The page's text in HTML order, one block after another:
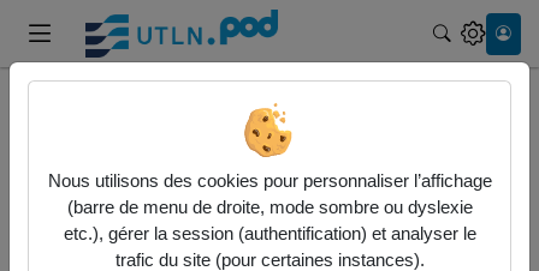
58 vidéos trouvées
Audio Vidéo Statistiques de vues
Nous utilisons des cookies pour personnaliser l’affichage
(barre de menu de droite, mode sombre ou dyslexie
etc.), gérer la session (authentification) et analyser le
trafic du site (pour certaines instances).